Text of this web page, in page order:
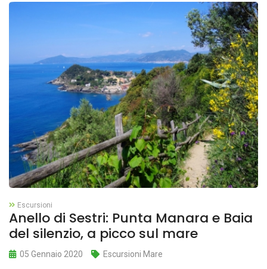
Escursioni
Anello di Sestri: Punta Manara e Baia
del silenzio, a picco sul mare
05 Gennaio 2020 Escursioni Mare